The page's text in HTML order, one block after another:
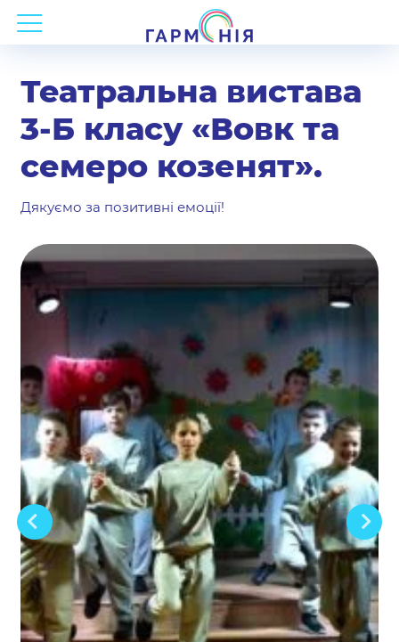
Театральна вистава
3-Б класу «Вовк та
семеро козенят».
Дякуємо за позитивні емоції!